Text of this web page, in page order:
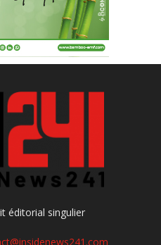
éditorial singulier